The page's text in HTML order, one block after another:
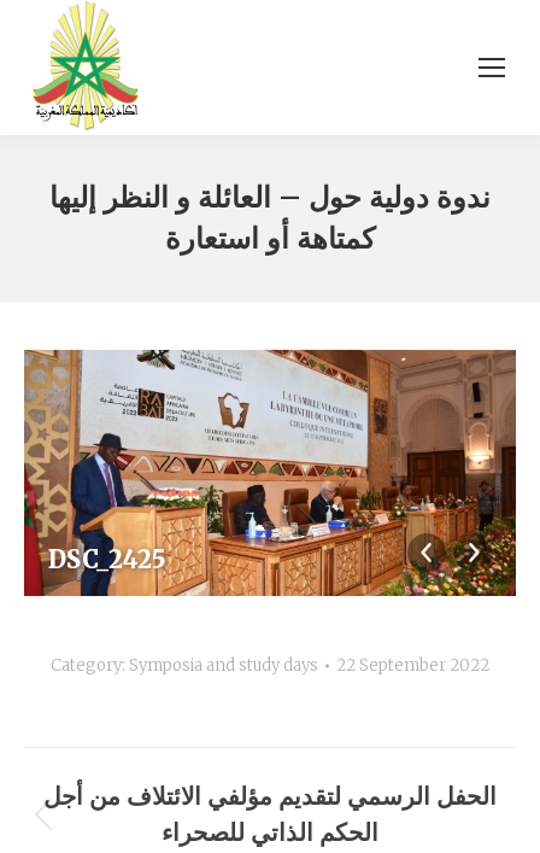
ندوة دولية حول – العائلة و النظر إليها
كمتاهة أو استعارة
DSC_2425
Category: Symposia and study days 22 September 2022
Album
navigation
Previous
الحفل الرسمي لتقديم مؤلفي الائتلاف من أجل
الحكم الذاتي للصحراء